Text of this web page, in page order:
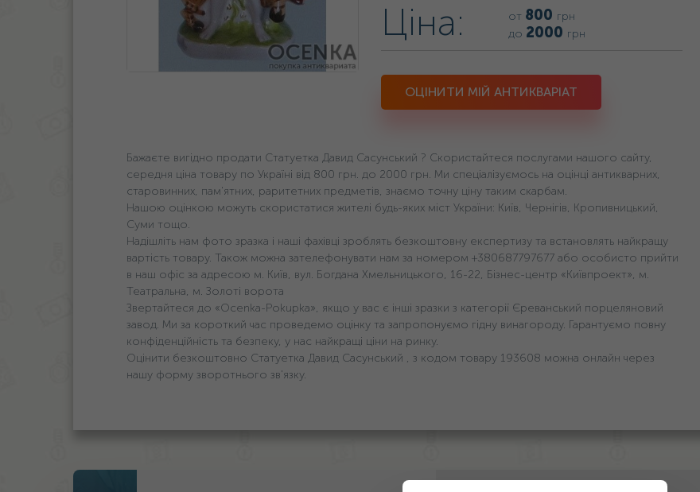
Ціна: от 800 грн
до 2000 грн
ОЦІНИТИ МІЙ АНТИКВАРІАТ
Бажаєте вигідно продати Статуетка Давид Сасунський ? Скористайтеся послугами нашого сайту,
середня ціна товару по Україні від 800 грн. дo 2000 грн. Ми спеціалізуємось на оцінці антикварних,
старовинних, пам'ятних, раритетних предметів, знаємо точну ціну таким скарбам.
Нашою оцінкою можуть скористатися жителі будь-яких міст України: Київ, Чернігів, Кропивницький,
Суми тощо.
Надішліть нам фото зразка і наші фахівці зроблять безкоштовну експертизу та встановлять найкращу
вартість товару. Також можна зателефонувати нам за номером +380687797677 або особисто прийти
в наш офіс за адресою м. Київ, вул. Богдана Хмельницького, 16-22, Бізнес-центр «Київпроект», м.
Театральна, м. Золоті ворота
Звертайтеся до «Ocenka-Pokupka», якщо у вас є інші зразки з категорії Єреванський порцеляновий
завод. Ми за короткий час проведемо оцінку та запропонуємо гідну винагороду. Гарантуємо повну
конфіденційність та безпеку, у нас найкращі ціни на ринку.
Оцінити безкоштовно Статуетка Давид Сасунський , з кодом товару 193608 можна онлайн через
нашу форму зворотнього зв'язку.